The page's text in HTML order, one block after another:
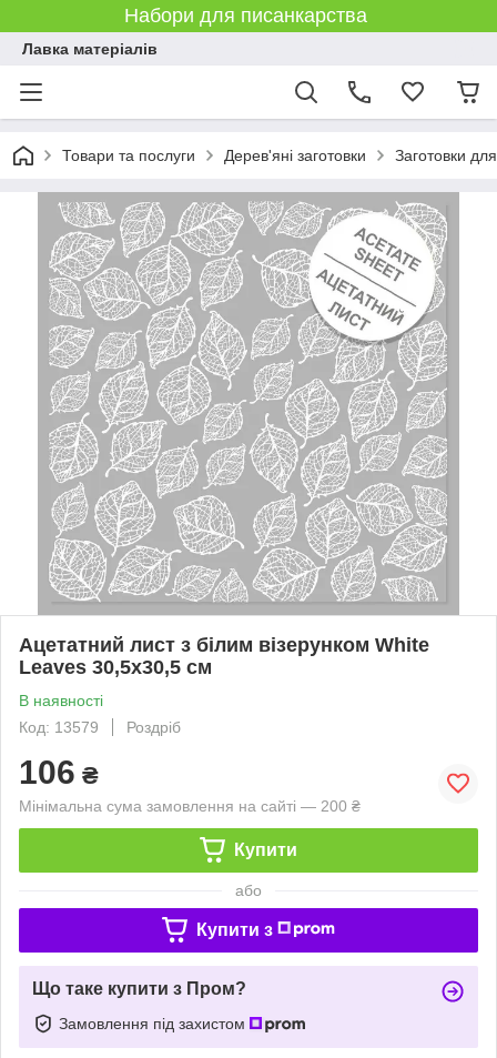
Набори для писанкарства
Лавка матеріалів
Товари та послуги Дерев'яні заготовки Заготовки
Ацетатний лист з білим візерунком White
Leaves 30,5х30,5 см
В наявності
Код: 13579
Роздріб
106 ₴
Мінімальна сума замовлення на сайті — 200 ₴
Купити
або
Купити з
Що таке купити з Пром?
Замовлення під захистом